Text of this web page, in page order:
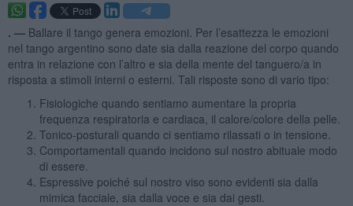
. — Ballare il tango genera emozioni. Per l’esattezza le emozioni
nel tango argentino sono date sia dalla reazione del corpo quando
entra in relazione con l’altro e sia della mente del tanguero/a in
risposta a stimoli interni o esterni. Tali risposte sono di vario tipo:
Fisiologiche quando sentiamo aumentare la propria
frequenza respiratoria e cardiaca, il calore/colore della pelle.
Tonico-posturali quando ci sentiamo rilassati o in tensione.
Comportamentali quando incidono sul nostro abituale modo
di essere.
Espressive poiché sul nostro viso sono evidenti sia dalla
mimica facciale, sia dalla voce e sia dai gesti.